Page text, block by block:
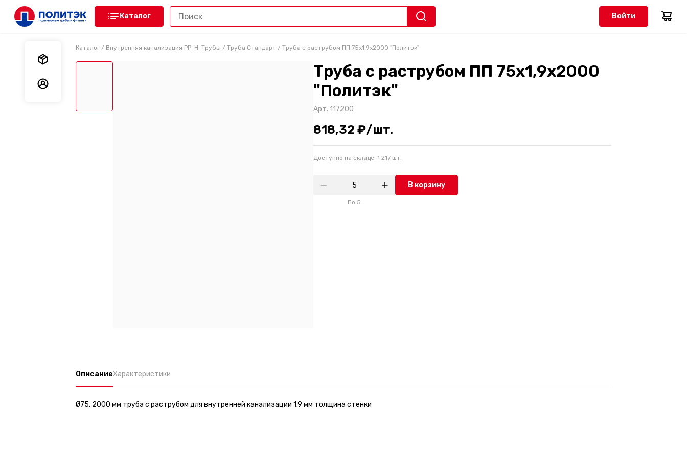
Каталог Войти
Каталог / Внутренняя канализация PP-H: Трубы / Труба Стандарт / Труба с раструбом ПП 75х1,9х2000 "Политэк"
Труба с раструбом ПП 75х1,9х2000
"Политэк"
Арт. 117200
818,32 ₽/шт.
Доступно на складе: 1 217 шт.
По 5
В корзину
ОписаниеХарактеристики
Ø75, 2000 мм труба с раструбом для внутренней канализации 1.9 мм толщина стенки